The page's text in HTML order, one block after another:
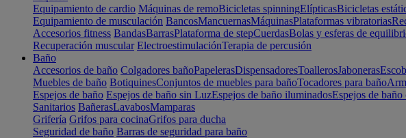
Equipamiento de cardio Máquinas de remoBicicletas spinningElípticasBicicletas
Equipamiento de musculación BancosMancuernasMáquinasPlataformas vibratorias
Accesorios fitness BandasBarrasPlataforma de stepCuerdasBolas y esferas de
Recuperación muscular ElectroestimulaciónTerapia de percusión
Baño
Accesorios de baño Colgadores bañoPapelerasDispensadoresToallerosJaboneras
Muebles de baño BotiquinesConjuntos de muebles para bañoTocadores para baño
Espejos de baño Espejos de baño sin LuzEspejos de baño iluminadosEspejos de
Sanitarios BañerasLavabosMamparas
Grifería Grifos para cocinaGrifos para ducha
Seguridad de baño Barras de seguridad para baño